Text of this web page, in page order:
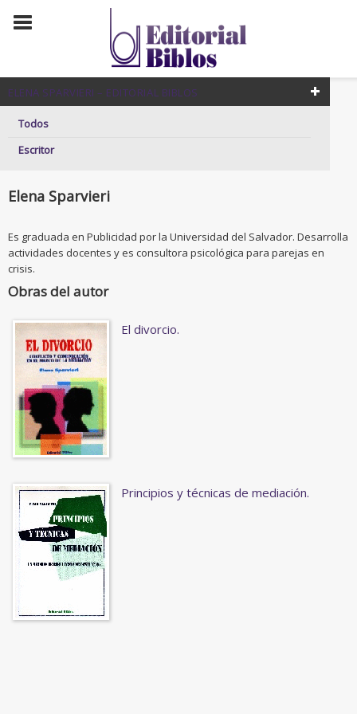
ELENA SPARVIERI – EDITORIAL BIBLOS
Todos
Escritor
Elena Sparvieri
Es graduada en Publicidad por la Universidad del Salvador. Desarrolla
actividades docentes y es consultora psicológica para parejas en
crisis.
Obras del autor
El divorcio.
Principios y técnicas de mediación.